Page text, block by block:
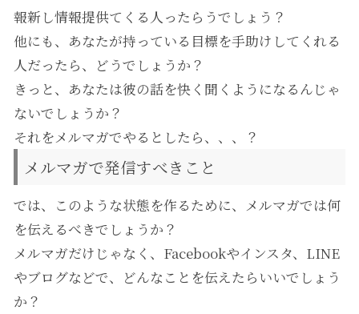
報新し情報提供てくる人ったらうでしょう？
他にも、あなたが持っている目標を手助けしてくれる
人だったら、どうでしょうか？
きっと、あなたは彼の話を快く聞くようになるんじゃ
ないでしょうか？
それをメルマガでやるとしたら、、、？
メルマガで発信すべきこと
では、このような状態を作るために、メルマガでは何
を伝えるべきでしょうか？
メルマガだけじゃなく、Facebookやインスタ、LINE
やブログなどで、どんなことを伝えたらいいでしょう
か？